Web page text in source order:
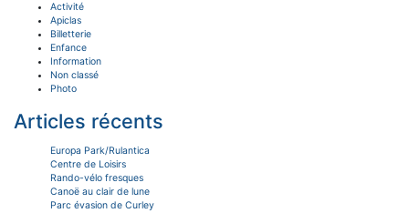
Activité
Apiclas
Billetterie
Enfance
Information
Non classé
Photo
Articles récents
Europa Park/Rulantica
Centre de Loisirs
Rando-vélo fresques
Canoë au clair de lune
Parc évasion de Curley